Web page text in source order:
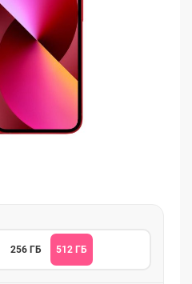
256 ГБ 512 ГБ